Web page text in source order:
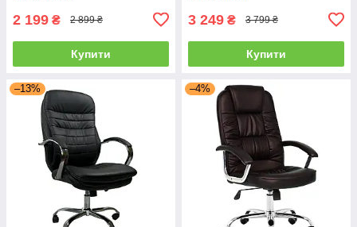
2 199 ₴ 2 899 ₴
Купити
3 249 ₴ 3 799 ₴
Купити
–13% –4%